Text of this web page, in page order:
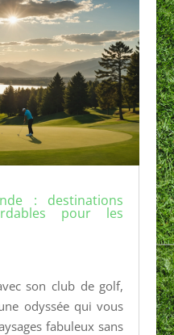
: destinations
pour les
son club de golf,
odyssée qui vous
fabuleux sans